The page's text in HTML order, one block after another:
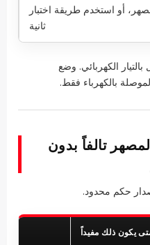
أو استخدم طريقة اختبار
ثانية
الكهربائي. وضع
بالكهرباء فقط.
تالفاً بدون
حكم محدود.
يكون ذلك مفيداً